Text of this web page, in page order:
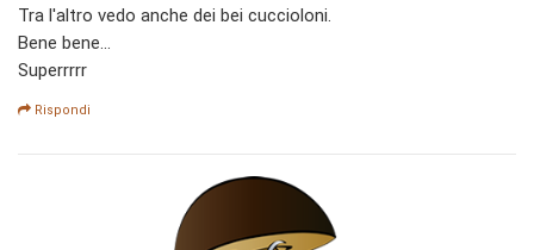
Tra l'altro vedo anche dei bei cuccioloni.
Bene bene...
Superrrrr
Rispondi